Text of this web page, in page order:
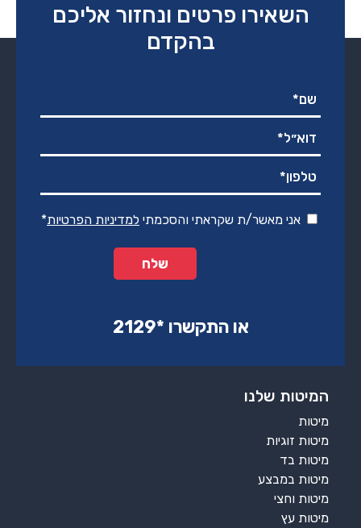
השאירו פרטים ונחזור אליכם
בהקדם
אני מאשר/ת שקראתי והסכמתי למדיניות הפרטיות*
או התקשרו ‏*2129‏
המיטות שלנו
מיטות
מיטות זוגיות
מיטות בד
מיטות במבצע
מיטות וחצי
מיטות עץ